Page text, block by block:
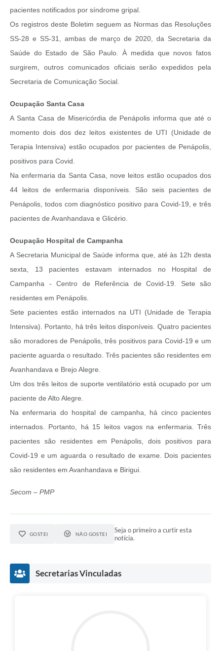
pacientes notificados por síndrome gripal.
Os registros deste Boletim seguem as Normas das Resoluções
SS-28 e SS-31, ambas de março de 2020, da Secretaria da
Saúde do Estado de São Paulo. À medida que novos fatos
surgirem, outros comunicados oficiais serão expedidos pela
Secretaria de Comunicação Social.
Ocupação Santa Casa
A Santa Casa de Misericórdia de Penápolis informa que até o
momento dois dos dez leitos existentes de UTI (Unidade de
Terapia Intensiva) estão ocupados por pacientes de Penápolis,
positivos para Covid.
Na enfermaria da Santa Casa, nove leitos estão ocupados dos
44 leitos de enfermaria disponíveis. São seis pacientes de
Penápolis, todos com diagnóstico positivo para Covid-19, e três
pacientes de Avanhandava e Glicério.
Ocupação Hospital de Campanha
A Secretaria Municipal de Saúde informa que, até às 12h desta
sexta, 13 pacientes estavam internados no Hospital de
Campanha - Centro de Referência de Covid-19. Sete são
residentes em Penápolis.
Sete pacientes estão internados na UTI (Unidade de Terapia
Intensiva). Portanto, há três leitos disponíveis. Quatro pacientes
são moradores de Penápolis, três positivos para Covid-19 e um
paciente aguarda o resultado. Três pacientes são residentes em
Avanhandava e Brejo Alegre.
Um dos três leitos de suporte ventilatório está ocupado por um
paciente de Alto Alegre.
Na enfermaria do hospital de campanha, há cinco pacientes
internados. Portanto, há 15 leitos vagos na enfermaria. Três
pacientes são residentes em Penápolis, dois positivos para
Covid-19 e um aguarda o resultado de exame. Dois pacientes
são residentes em Avanhandava e Birigui.
Secom – PMP
GOSTEI NÃO GOSTEI
Seja o primeiro a curtir esta
notícia.
Secretarias Vinculadas